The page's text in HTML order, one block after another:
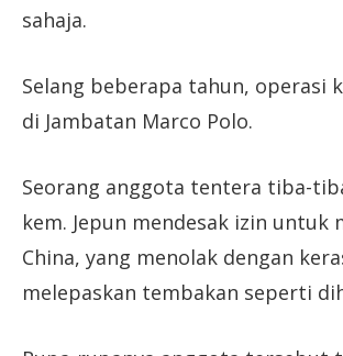
sahaja.
Selang beberapa tahun, operasi
di Jambatan Marco Polo.
Seorang anggota tentera tiba-
kem. Jepun mendesak izin untuk
China, yang menolak dengan
melepaskan tembakan seperti